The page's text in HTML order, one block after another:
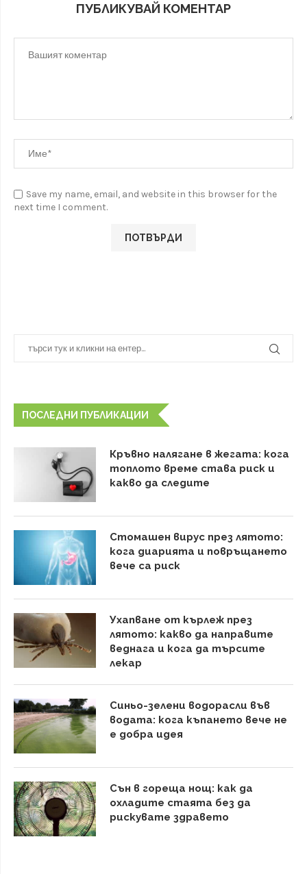
ПУБЛИКУВАЙ КОМЕНТАР
Save my name, email, and website in this browser for the
next time I comment.
ПОСЛЕДНИ ПУБЛИКАЦИИ
Кръвно налягане в жегата: кога
топлото време става риск и
какво да следите
Стомашен вирус през лятото:
кога диарията и повръщането
вече са риск
Ухапване от кърлеж през
лятото: какво да направите
веднага и кога да търсите
лекар
Синьо-зелени водорасли във
водата: кога къпането вече не
е добра идея
Сън в гореща нощ: как да
охладите стаята без да
рискувате здравето